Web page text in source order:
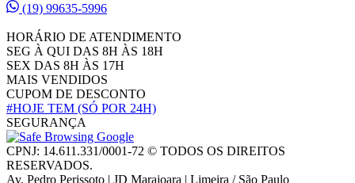
(19) 99635-5996
HORÁRIO DE ATENDIMENTO
SEG À QUI DAS 8H ÀS 18H
SEX DAS 8H ÀS 17H
MAIS VENDIDOS
CUPOM DE DESCONTO
#HOJE TEM (SÓ POR 24H)
SEGURANÇA
CPNJ: 14.611.331/0001-72 © TODOS OS DIREITOS
RESERVADOS.
Av. Pedro Perissoto | JD Marajoara | Limeira / São Paulo